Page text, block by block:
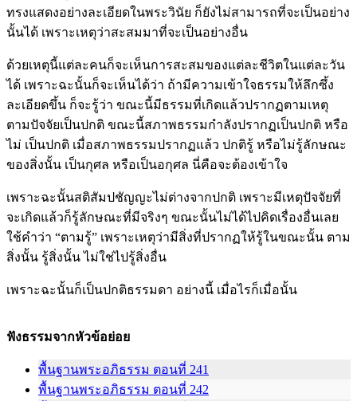
ทรงแสดงอย่างละเอียดในพระวินัย ก็ยังไม่สามารถที่จะเป็นอย่าง
นั้นได้ เพราะเหตุว่าสะสมมาที่จะเป็นอย่างอื่น
ด้วยเหตุนี้แต่ละคนก็จะเห็นการสะสมของแต่ละชีวิตในแต่ละวัน
ได้ เพราะฉะนั้นก็จะเห็นได้ว่า ถ้ามีความเข้าใจธรรมให้ลึกซึ้ง
ละเอียดขึ้น ก็จะรู้ว่า ขณะนี้มีธรรมที่เกิดแล้วปรากฏตามเหตุ
ตามปัจจัยเป็นปกติ ขณะนี้สภาพธรรมกำลังปรากฏเป็นปกติ หรือ
ไม่ เป็นปกติ เมื่อสภาพธรรมปรากฏแล้ว ปกติรู้ หรือไม่รู้ลักษณะ
ของสิ่งนั้น เป็นกุศล หรือเป็นอกุศล นี่คือจะต้องเข้าใจ
เพราะฉะนั้นสติสัมปชัญญะไม่ต่างจากปกติ เพราะมีเหตุปัจจัยที่
จะเกิดแล้วก็รู้ลักษณะที่มีจริงๆ ขณะนั้นไม่ได้ไปคิดเรื่องอื่นเลย
ใช้คำว่า “ตามรู้” เพราะเหตุว่ามีสิ่งที่ปรากฏให้รู้ในขณะนั้น ตาม
สิ่งนั้น รู้สิ่งนั้น ไม่ใช่ไปรู้สิ่งอื่น
เพราะฉะนั้นก็เป็นปกติธรรมดา อย่างนี้ เมื่อไรก็เมื่อนั้น
ฟังธรรมจากหัวข้อย่อย
พื้นฐานพระอภิธรรม ตอนที่ 241
พื้นฐานพระอภิธรรม ตอนที่ 242